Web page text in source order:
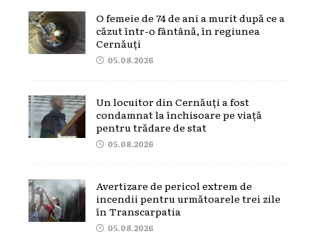
O femeie de 74 de ani a murit după ce a
căzut într-o fântână, în regiunea
Cernăuți
05.08.2026
Un locuitor din Cernăuți a fost
condamnat la închisoare pe viață
pentru trădare de stat
05.08.2026
Avertizare de pericol extrem de
incendii pentru următoarele trei zile
în Transcarpatia
05.08.2026